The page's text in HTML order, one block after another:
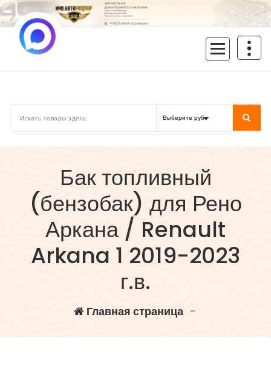
Перейти
к
содержимому
Бак топливный
(бензобак) для Рено
Аркана / Renault
Arkana 1 2019-2023
г.в.
Главная страница-